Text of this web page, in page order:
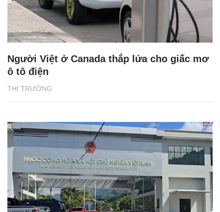
THỊ TRƯỜNG
Người Việt ở Canada thắp lửa cho giấc mơ
ô tô điện